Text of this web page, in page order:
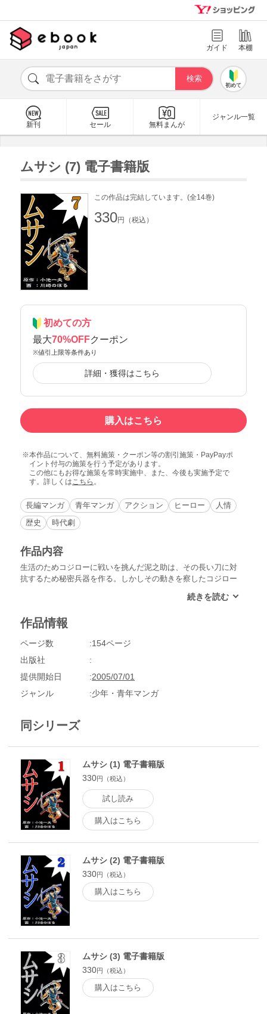
ガイド 本棚
初めて
新刊 セール 無料まんが
ジャンル一覧
ムサシ (7) 電子書籍版
この作品は完結しています。(全14巻)
330円（税込）
初めての方
最大70%OFFクーポン
※値引上限等条件あり
詳細・獲得はこちら
購入はこちら
本作品について、無料施策・クーポン等の割引施策・PayPayポ
イント付与の施策を行う予定があります。
この他にもお得な施策を常時実施中、また、今後も実施予定で
す。詳しくはこちら 。
長編マンガ 青年マンガ アクション ヒーロー
人情
歴史
時代劇
作品内容
生活のためコジローに戦いを挑んだ泥之助は、その長い刀に対
抗するため秘密兵器を作る。しかしその動きを察したコジロー
知られ、健闘むなしく敗れた泥之助。かつて勝負を避けた親友
作品情報
ページ数
154ページ
出版社
提供開始日
2005/07/01
ジャンル
少年・青年マンガ
同シリーズ
ムサシ (1) 電子書籍版
330円（税込）
試し読み
購入はこちら
ムサシ (2) 電子書籍版
330円（税込）
購入はこちら
ムサシ (3) 電子書籍版
330円（税込）
購入はこちら